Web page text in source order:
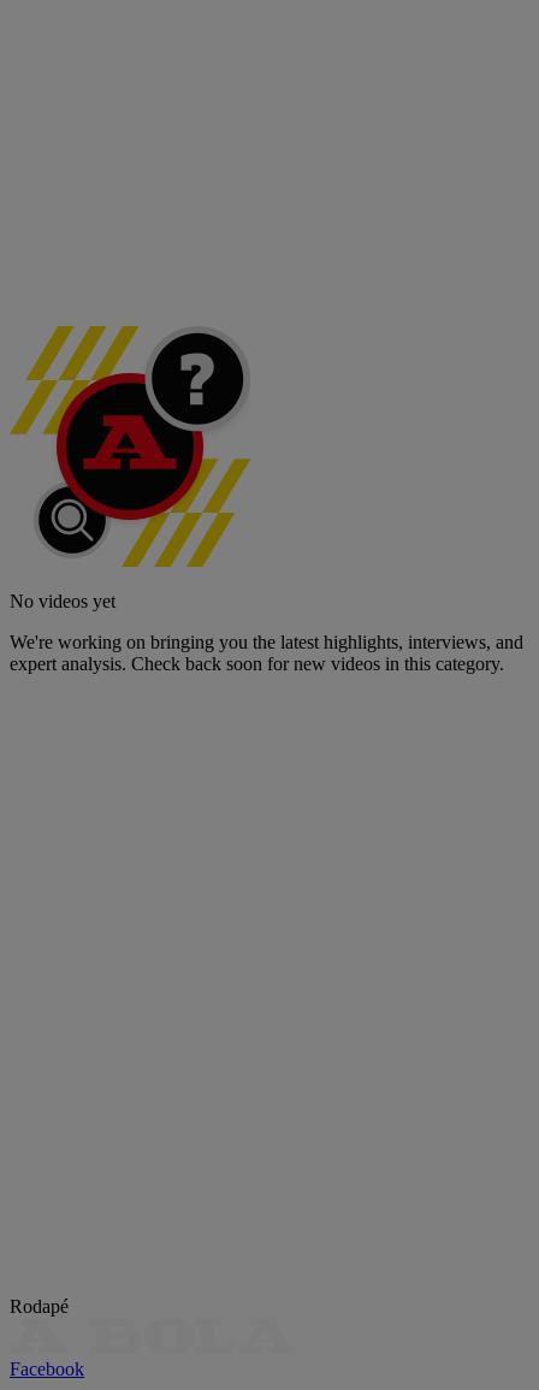
No videos yet
We're working on bringing you the latest highlights, interviews, and
expert analysis. Check back soon for new videos in this category.
Rodapé
Facebook